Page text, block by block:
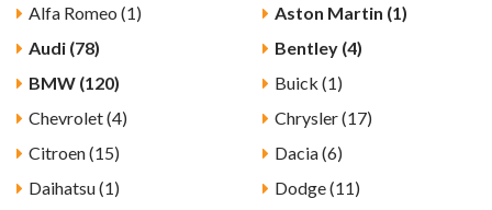
Alfa Romeo (1)
Aston Martin (1)
Audi (78)
Bentley (4)
BMW (120)
Buick (1)
Chevrolet (4)
Chrysler (17)
Citroen (15)
Dacia (6)
Daihatsu (1)
Dodge (11)